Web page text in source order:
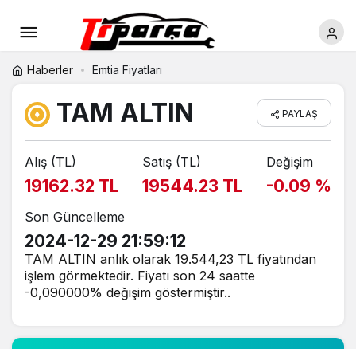
Haberler Emtia Fiyatları
TAM ALTIN PAYLAŞ
Alış (TL)
19162.32 TL
Satış (TL)
19544.23 TL
Değişim
-0.09 %
Son Güncelleme
2024-12-29 21:59:12
TAM ALTIN anlık olarak 19.544,23 TL fiyatından
işlem görmektedir. Fiyatı son 24 saatte
-0,090000% değişim göstermiştir..